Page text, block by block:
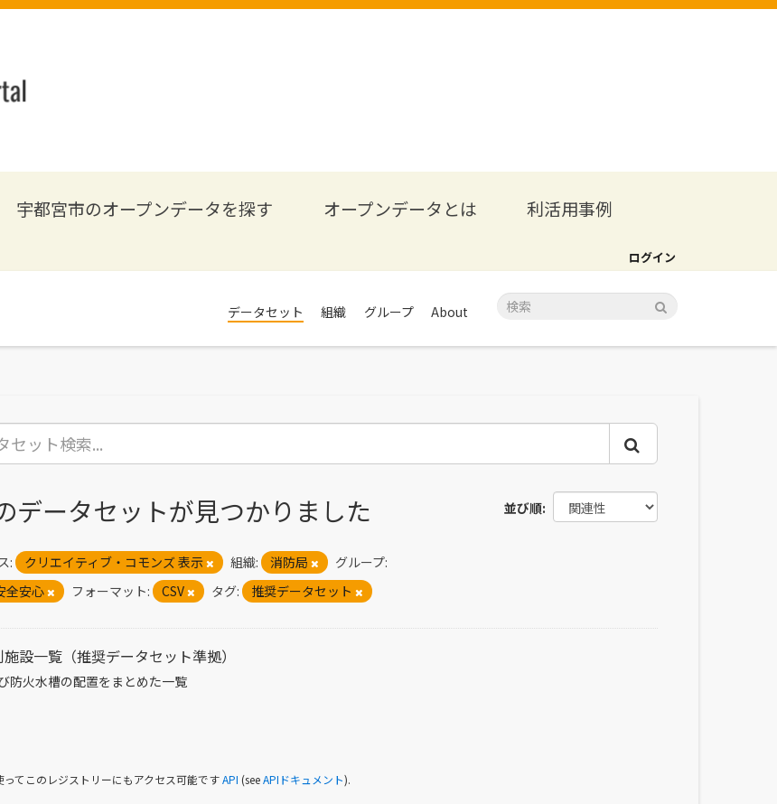
宇都宮市のオープンデータを探す オープンデータとは 利活用事例
ログイン
データセット 組織 グループ About
並び順
データセットが見つかりました
: クリエイティブ・コモンズ 表示 組織: 消防局
グループ:
全安心
フォーマット: CSV タグ: 推奨データセット
設一覧（推奨データセット準拠）
防火水槽の配置をまとめた一覧
ってこのレジストリーにもアクセス可能ですAPI (seeAPIドキュメント).